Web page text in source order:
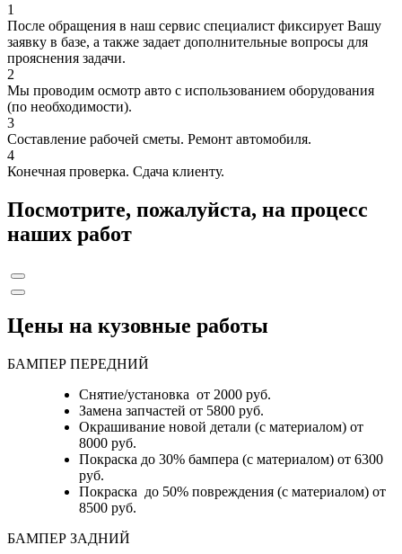
1
После обращения в наш сервис специалист фиксирует Вашу
заявку в базе, а также задает дополнительные вопросы для
прояснения задачи.
2
Мы проводим осмотр авто с использованием оборудования
(по необходимости).
3
Составление рабочей сметы. Ремонт автомобиля.
4
Конечная проверка. Сдача клиенту.
Посмотрите, пожалуйста, на процесс
наших работ
Цены на кузовные работы
БАМПЕР ПЕРЕДНИЙ
Снятие/установка от 2000 руб.
Замена запчастей от 5800 руб.
Окрашивание новой детали (с материалом) от
8000 руб.
Покраска до 30% бампера (с материалом) от 6300
руб.
Покраска до 50% повреждения (с материалом) от
8500 руб.
БАМПЕР ЗАДНИЙ